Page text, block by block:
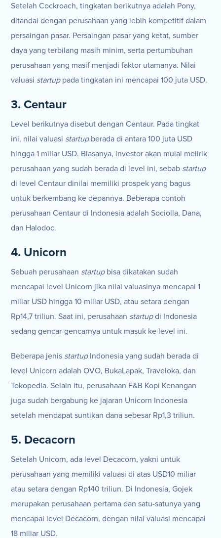
Setelah Cockroach, tingkatan berikutnya adalah Pony,
ditandai dengan perusahaan yang lebih kompetitif dalam
persaingan pasar. Persaingan pasar yang ketat, sumber
daya yang terbilang masih minim, serta pertumbuhan
perusahaan yang masif menjadi faktor utamanya. Nilai
valuasi startuppada tingkatan ini mencapai 100 juta USD.
3. Centaur
Level berikutnya disebut dengan Centaur. Pada tingkat
ini, nilai valuasi startupberada di antara 100 juta USD
hingga 1 miliar USD. Biasanya, investor akan mulai melirik
perusahaan yang sudah berada di level ini, sebab startup
di level Centaur dinilai memiliki prospek yang bagus
untuk berkembang ke depannya. Beberapa contoh
perusahaan Centaur di Indonesia adalah Sociolla, Dana,
dan Halodoc.
4. Unicorn
Sebuah perusahaan startupbisa dikatakan sudah
mencapai level Unicorn jika nilai valuasinya mencapai 1
miliar USD hingga 10 miliar USD, atau setara dengan
Rp14,7 triliun. Saat ini, perusahaan startupdi Indonesia
sedang gencar-gencarnya untuk masuk ke level ini.
Beberapa jenis startup Indonesia yang sudah berada di
level Unicorn adalah OVO, BukaLapak, Traveloka, dan
Tokopedia. Selain itu, perusahaan F&B Kopi Kenangan
juga sudah bergabung ke jajaran Unicorn Indonesia
setelah mendapat suntikan dana sebesar Rp1,3 triliun.
5. Decacorn
Setelah Unicorn, ada level Decacorn, yakni untuk
perusahaan yang memiliki valuasi di atas USD10 miliar
atau setara dengan Rp140 triliun. Di Indonesia, Gojek
merupakan perusahaan pertama dan satu-satunya yang
mencapai level Decacorn, dengan nilai valuasi mencapai
18 miliar USD.